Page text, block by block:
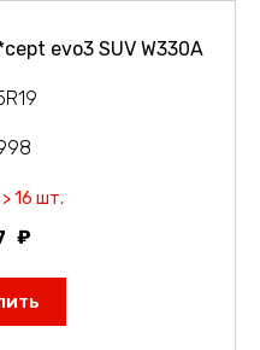
evo3 SUV W330A
16 шт.